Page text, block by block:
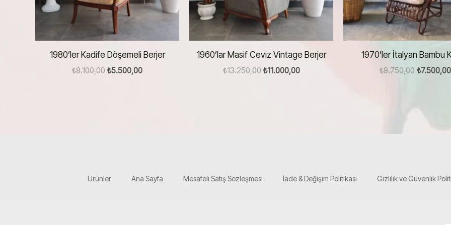
1980’ler Kadife Döşemeli Berjer
₺8.100,00 Orijinal
₺5.500,00Şu
1960’lar Masif Ceviz Vintage Berjer
₺13.250,00 Orijinal
₺11.000,00Şu
1970’ler İtalyan Bambu
₺9.750,00 Orijinal
₺7.500,00
Ürünler Ana Sayfa Mesafeli Satış Sözleşmesi İade & Değişim Politikası Gizlilik ve Güvenlik